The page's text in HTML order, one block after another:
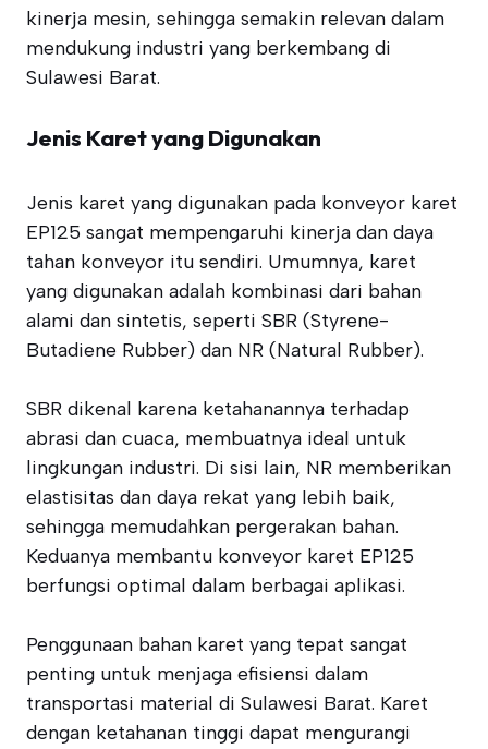
kinerja mesin, sehingga semakin relevan dalam
mendukung industri yang berkembang di
Sulawesi Barat.
Jenis Karet yang Digunakan
Jenis karet yang digunakan pada konveyor karet
EP125 sangat mempengaruhi kinerja dan daya
tahan konveyor itu sendiri. Umumnya, karet
yang digunakan adalah kombinasi dari bahan
alami dan sintetis, seperti SBR (Styrene-
Butadiene Rubber) dan NR (Natural Rubber).
SBR dikenal karena ketahanannya terhadap
abrasi dan cuaca, membuatnya ideal untuk
lingkungan industri. Di sisi lain, NR memberikan
elastisitas dan daya rekat yang lebih baik,
sehingga memudahkan pergerakan bahan.
Keduanya membantu konveyor karet EP125
berfungsi optimal dalam berbagai aplikasi.
Penggunaan bahan karet yang tepat sangat
penting untuk menjaga efisiensi dalam
transportasi material di Sulawesi Barat. Karet
dengan ketahanan tinggi dapat mengurangi